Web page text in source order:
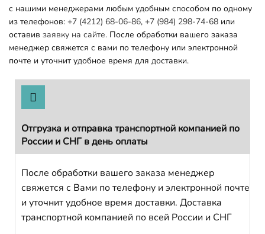
с нашими менеджерами любым удобным способом по одному
из телефонов: +7 (4212) 68-06-86, +7 (984) 298-74-68 или
оставив заявку на сайте. После обработки вашего заказа
менеджер свяжется с вами по телефону или электронной
почте и уточнит удобное время для доставки.
Отгрузка и отправка транспортной компанией по
России и СНГ в день оплаты
После обработки вашего заказа менеджер
свяжется с Вами по телефону и электронной почте
и уточнит удобное время доставки. Доставка
транспортной компанией по всей России и СНГ